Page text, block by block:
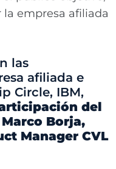
empresa afiliada
las
afiliada e
Circle, IBM,
del
Borja,
Manager CVL